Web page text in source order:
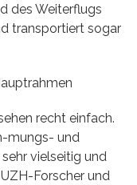
des Weiterflugs
transportiert sogar
recht einfach.
mungs- und
vielseitig und
Forscher und